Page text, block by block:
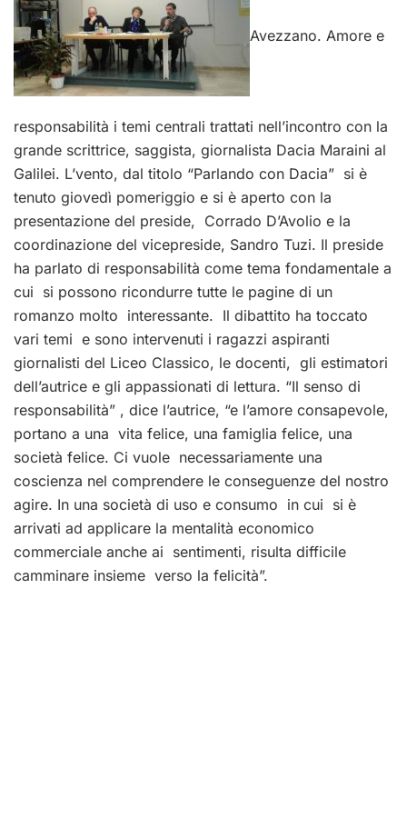
Avezzano. Amore e
responsabilità i temi centrali trattati nell’incontro con la
grande scrittrice, saggista, giornalista Dacia Maraini al
Galilei. L’vento, dal titolo “Parlando con Dacia” si è
tenuto giovedì pomeriggio e si è aperto con la
presentazione del preside, Corrado D’Avolio e la
coordinazione del vicepreside, Sandro Tuzi. Il preside
ha parlato di responsabilità come tema fondamentale a
cui si possono ricondurre tutte le pagine di un
romanzo molto interessante. Il dibattito ha toccato
vari temi e sono intervenuti i ragazzi aspiranti
giornalisti del Liceo Classico, le docenti, gli estimatori
dell’autrice e gli appassionati di lettura. “Il senso di
responsabilità” , dice l’autrice, “e l’amore consapevole,
portano a una vita felice, una famiglia felice, una
società felice. Ci vuole necessariamente una
coscienza nel comprendere le conseguenze del nostro
agire. In una società di uso e consumo in cui si è
arrivati ad applicare la mentalità economico
commerciale anche ai sentimenti, risulta difficile
camminare insieme verso la felicità”.